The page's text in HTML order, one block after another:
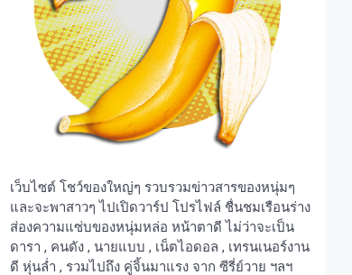
เว็บไซต์ โชว์ของใหญ่ๆ รวบรวมข่าวสารของหนุ่มๆ
และจะพาสาวๆ ไปเปิดวาร์ป โปรไฟล์ ชื่นชมเรือนร่าง
ส่องความแซ่บของหนุ่มหล่อ หน้าตาดี ไม่ว่าจะเป็น
ดารา , คนดัง , นายแบบ , เน็ตไอดอล , เทรนเนอร์งาน
ดี หุ่นล่ำ , รวมไปถึง คู่จิ้นมาแรง จาก ซีรี่ย์วาย ฯลฯ